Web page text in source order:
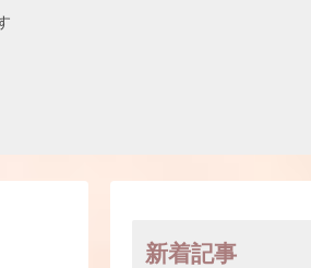
新着記事